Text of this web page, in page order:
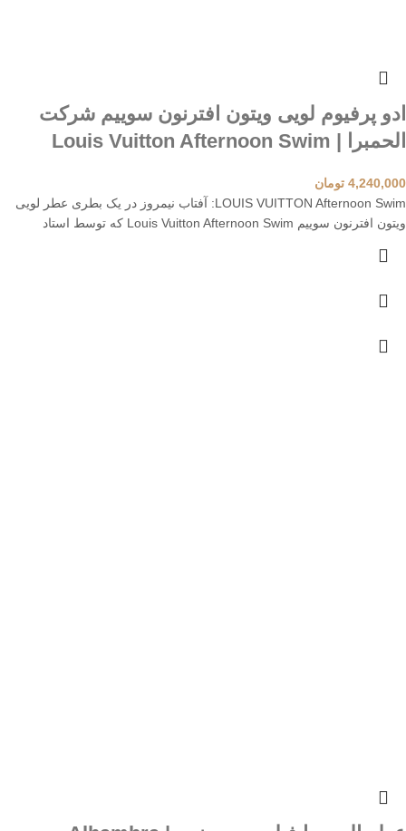
ادو پرفیوم لویی ویتون افترنون سوییم شرکت
الحمبرا | Louis Vuitton Afternoon Swim
4,240,000 تومان
LOUIS VUITTON Afternoon Swim: آفتاب نیمروز در یک بطری عطر لویی
ویتون افترنون سوییم Louis Vuitton Afternoon Swim که توسط استاد